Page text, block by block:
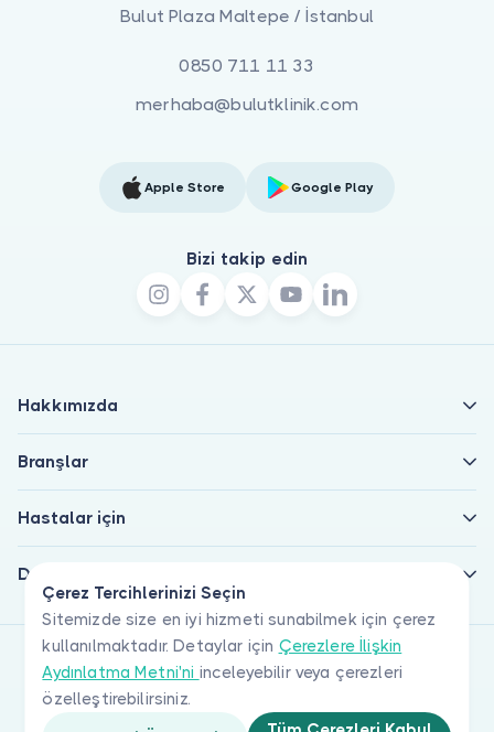
Çerez Tercihlerinizi Seçin
Sitemizde size en iyi hizmeti sunabilmek için çerez
kullanılmaktadır. Detaylar için Çerezlere İlişkin
Aydınlatma Metni'ni inceleyebilir veya çerezleri
özelleştirebilirsiniz.
Bulut Plaza Maltepe / İstanbul
0850 711 11 33
merhaba@bulutklinik.com
Apple Store Google Play
Bizi takip edin
Hakkımızda
Branşlar
Hastalar için
Doktorlar için